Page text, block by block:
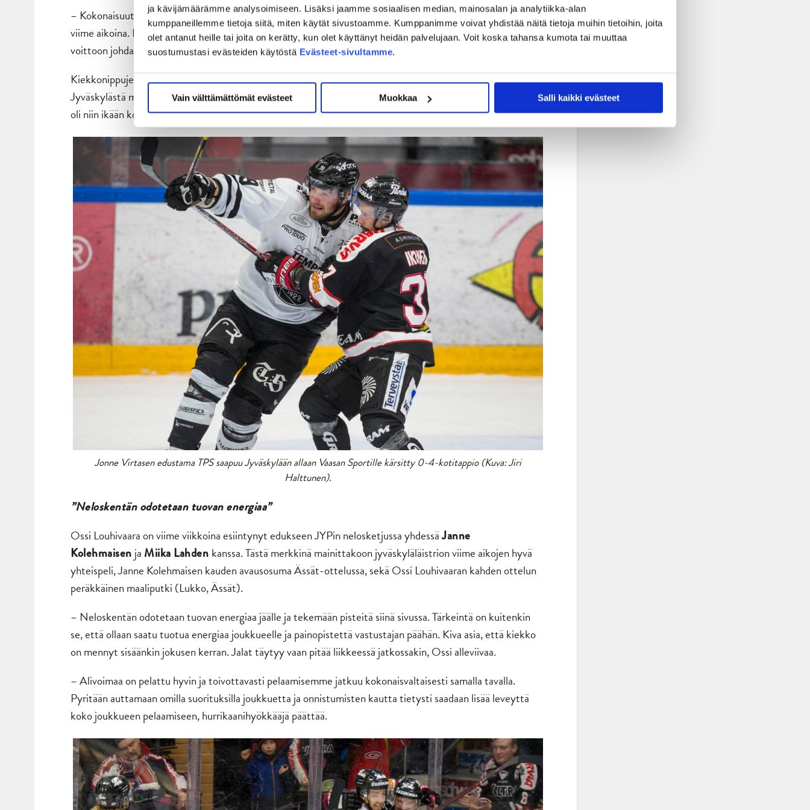
ja kävijämäärämme analysoimiseen. Lisäksi jaamme sosiaalisen median, mainosalan ja analytiikka-alan
kumppaneillemme tietoja siitä, miten käytät sivustoamme. Kumppanimme voivat yhdistää näitä tietoja muihin tietoihin, joita
olet antanut heille tai joita on kerätty, kun olet käyttänyt heidän palvelujaan. Voit koska tahansa kumota tai muuttaa
suostumustasi evästeiden käytöstä Evästeet-sivultamme.
Vain välttämättömät evästeet Muokkaa Salli kaikki evästeet
– Kokonaisuutena meidän täytyy koko viisikkona tehdä töitä ja pelata samalla tavalla, miten on pelattu
viime aikoina. Luistellaan kovaa molempiin suuntiin, puolustetaan hyvin ja isketään paikoista, ”Opa” listaa
voittoon johdattavia avaimia.
Kiekkonippujen aiemmat kohtaamiset ajoittuivat sarjakauden alkupuolelle. Syyskuun lopulla TPS saalisti
Jyväskylästä matkaansa 4-2-vierasvoiton, kun vastaavasti lokakuun jälkimmäisillä viikoilla turkulaisjoukkue
oli niin ikään kotijäällään vahvempi 2-1-lukemin.
Jonne Virtasen edustama TPS saapuu Jyväskylään allaan Vaasan Sportille kärsitty 0-4-kotitappio (Kuva: Jiri
Halttunen).
”Neloskentän odotetaan tuovan energiaa”
Ossi Louhivaara on viime viikkoina esiintynyt edukseen JYPin nelosketjussa yhdessäJanne
Kolehmaisen ja Miika Lahden kanssa. Tästä merkkinä mainittakoon jyväskyläläistrion viime aikojen hyvä
yhteispeli, Janne Kolehmaisen kauden avausosuma Ässät-ottelussa, sekä Ossi Louhivaaran kahden ottelun
peräkkäinen maaliputki (Lukko, Ässät).
– Neloskentän odotetaan tuovan energiaa jäälle ja tekemään pisteitä siinä sivussa. Tärkeintä on kuitenkin
se, että ollaan saatu tuotua energiaa joukkueelle ja painopistettä vastustajan päähän. Kiva asia, että kiekko
on mennyt sisäänkin jokusen kerran. Jalat täytyy vaan pitää liikkeessä jatkossakin, Ossi alleviivaa.
– Alivoimaa on pelattu hyvin ja toivottavasti pelaamisemme jatkuu kokonaisvaltaisesti samalla tavalla.
Pyritään auttamaan omilla suorituksilla joukkuetta ja onnistumisten kautta tietysti saadaan lisää leveyttä
koko joukkueen pelaamiseen, hurrikaanihyökkääjä päättää.